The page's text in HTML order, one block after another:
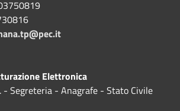
Elettronica
- Segreteria - Anagrafe - Stato Civile